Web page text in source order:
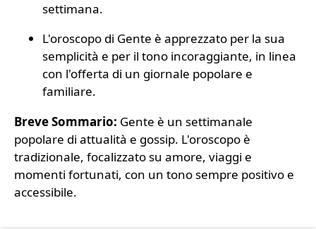
settimana.
L'oroscopo di Gente è apprezzato per la sua
semplicità e per il tono incoraggiante, in linea
con l'offerta di un giornale popolare e
familiare.
Breve Sommario: Gente è un settimanale
popolare di attualità e gossip. L'oroscopo è
tradizionale, focalizzato su amore, viaggi e
momenti fortunati, con un tono sempre positivo e
accessibile.